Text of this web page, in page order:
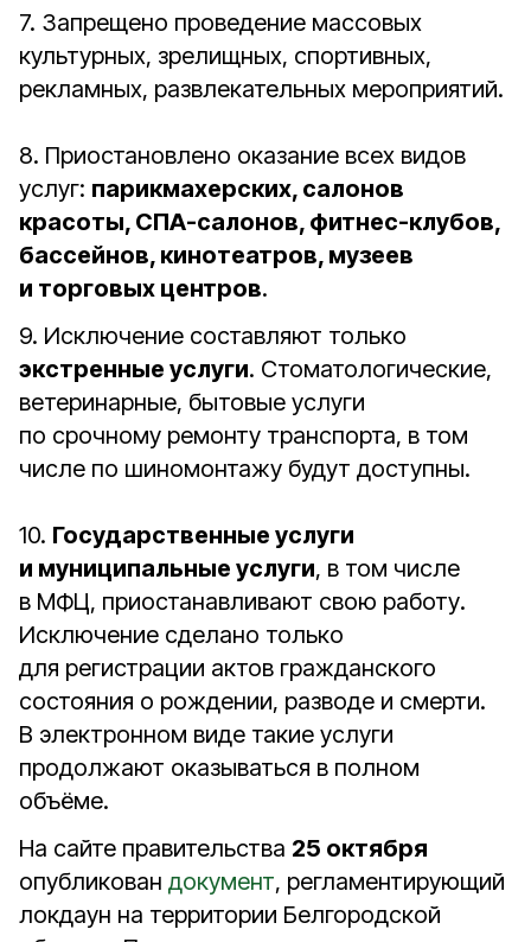
7. Запрещено проведение массовых
культурных, зрелищных, спортивных,
рекламных, развлекательных мероприятий.
8. Приостановлено оказание всех видов
услуг: парикмахерских, салонов
красоты, СПА-салонов, фитнес-клубов,
бассейнов, кинотеатров, музеев
и торговых центров.
9. Исключение составляют только
экстренные услуги. Стоматологические,
ветеринарные, бытовые услуги
по срочному ремонту транспорта, в том
числе по шиномонтажу будут доступны.
10. Государственные услуги
и муниципальные услуги, в том числе
в МФЦ, приостанавливают свою работу.
Исключение сделано только
для регистрации актов гражданского
состояния о рождении, разводе и смерти.
В электронном виде такие услуги
продолжают оказываться в полном
объёме.
На сайте правительства 25 октября
опубликован документ, регламентирующий
локдаун на территории Белгородской